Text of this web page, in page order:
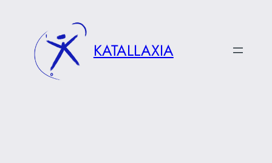
contenu
KATALLAXIA